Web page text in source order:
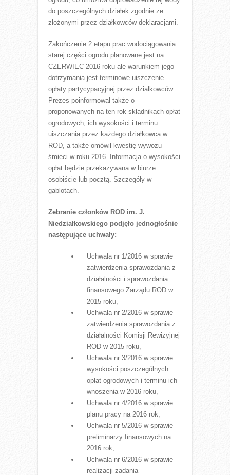
do poszczególnych działek zgodnie ze
złożonymi przez działkowców deklaracjami.
Zakończenie 2 etapu prac wodociągowania
starej części ogrodu planowane jest na
CZERWIEC 2016 roku ale warunkiem jego
dotrzymania jest terminowe uiszczenie
opłaty partycypacyjnej przez działkowców.
Prezes poinformował także o
proponowanych na ten rok składnikach opłat
ogrodowych, ich wysokości i terminu
uiszczania przez każdego działkowca w
ROD, a także omówił kwestię wywozu
śmieci w roku 2016. Informacja o wysokości
opłat będzie przekazywana w biurze
osobiście lub pocztą. Szczegóły w
gablotach.
Zebranie członków ROD im. J.
Niedziałkowskiego podjęło jednogłośnie
następujące uchwały:
Uchwała nr 1/2016 w sprawie
zatwierdzenia sprawozdania z
działalności i sprawozdania
finansowego Zarządu ROD w
2015 roku,
Uchwała nr 2/2016 w sprawie
zatwierdzenia sprawozdania z
działalności Komisji Rewizyjnej
ROD w 2015 roku,
Uchwała nr 3/2016 w sprawie
wysokości poszczególnych
opłat ogrodowych i terminu ich
wnoszenia w 2016 roku,
Uchwała nr 4/2016 w sprawie
planu pracy na 2016 rok,
Uchwała nr 5/2016 w sprawie
preliminarzy finansowych na
2016 rok,
Uchwała nr 6/2016 w sprawie
realizacji zadania